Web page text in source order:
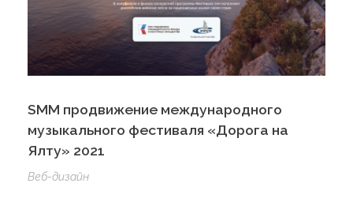
SMM продвижение международного
музыкального фестиваля «Дорога на
Ялту» 2021
Веб-дизайн